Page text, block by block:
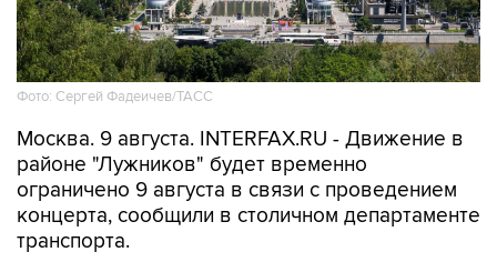
Фото: Сергей Фадеичев/ТАСС
Москва. 9 августа. INTERFAX.RU - Движение в
районе "Лужников" будет временно
ограничено 9 августа в связи с проведением
концерта, сообщили в столичном департаменте
транспорта.